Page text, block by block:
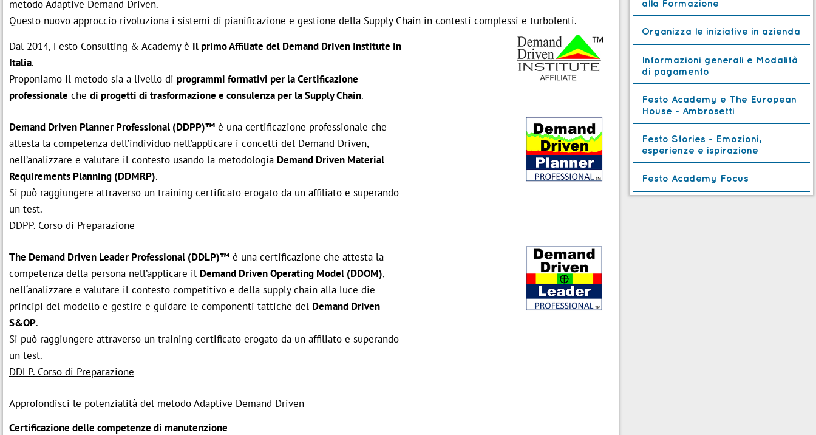
metodo Adaptive Demand Driven.
Questo nuovo approccio rivoluziona i sistemi di pianificazione e gestione della Supply Chain in contesti complessi e turbolenti.
Dal 2014, Festo Consulting & Academy è il primo Affiliate del Demand Driven Institute in
Italia.
Proponiamo il metodo sia a livello di programmi formativi per la Certificazione
professionale che di progetti di trasformazione e consulenza per la Supply Chain.
Demand Driven Planner Professional (DDPP)™ è una certificazione professionale che
attesta la competenza dell’individuo nell’applicare i concetti del Demand Driven,
nell’analizzare e valutare il contesto usando la metodologia Demand Driven Material
Requirements Planning (DDMRP).
Si può raggiungere attraverso un training certificato erogato da un affiliato e superando
un test.
DDPP. Corso di Preparazione
The Demand Driven Leader Professional (DDLP)™ è una certificazione che attesta la
competenza della persona nell’applicare il Demand Driven Operating Model (DDOM),
nell‘analizzare e valutare il contesto competitivo e della supply chain alla luce die
principi del modello e gestire e guidare le componenti tattiche del Demand Driven
S&OP.
Si può raggiungere attraverso un training certificato erogato da un affiliato e superando
un test.
DDLP. Corso di Preparazione
Approfondisci le potenzialità del metodo Adaptive Demand Driven
Certificazione delle competenze di manutenzione
alla Formazione
Organizza le iniziative in azienda
Informazioni generali e Modalità
di pagamento
Festo Academy e The European
House - Ambrosetti
Festo Stories - Emozioni,
esperienze e ispirazione
Festo Academy Focus